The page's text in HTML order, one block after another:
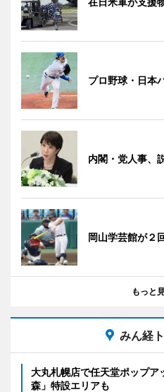
プロ野球・日本
内閣・党人事、
岡山学芸館が
もっと
みん経
大丸札幌店で任天堂ポップ
森」特設エリアも